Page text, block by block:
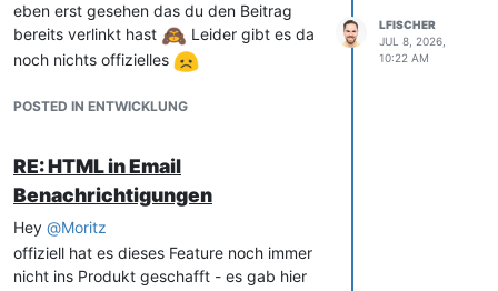
werden. Ich werde das auch gleich im
anderen Topic erwähnen
Viele Grüße
eben erst gesehen das du den Beitrag
bereits verlinkt hast
Leider gibt es da
noch nichts offizielles
POSTED IN ENTWICKLUNG
LFISCHER
JUL 8, 2026,
10:22 AM
RE: HTML in Email
Benachrichtigungen
Hey @Moritz
offiziell hat es dieses Feature noch immer
nicht ins Produkt geschafft - es gab hier